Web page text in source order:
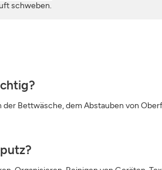
schweben.
der Bettwäsche, dem Abstauben von